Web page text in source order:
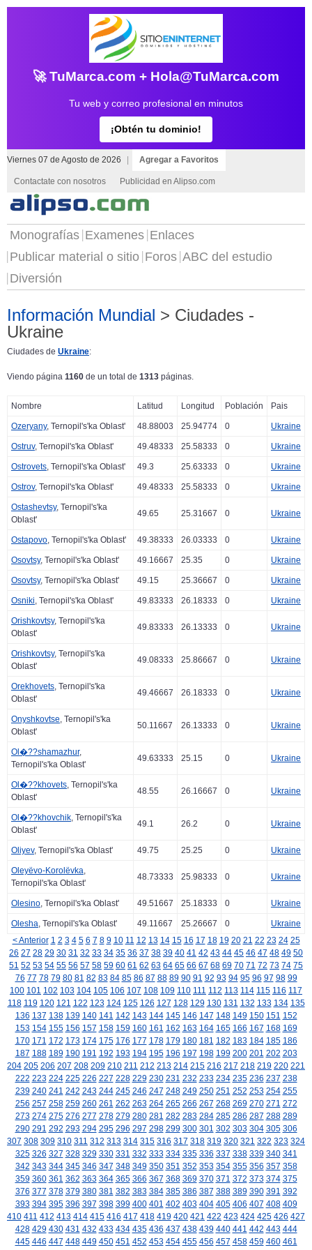
🚀 TuMarca.com + Hola@TuMarca.com
Tu web y correo profesional en minutos
¡Obtén tu dominio!
Viernes 07 de Agosto de 2026 Agregar a Favoritos
Contactate con nosotros Publicidad en Alipso.com
Monografías Examenes Enlaces
Publicar material o sitio Foros ABC del estudio
Diversión
Información Mundial > Ciudades -
Ukraine
Ciudades de Ukraine:
Viendo página 1160 de un total de 1313 páginas.
Nombre Latitud Longitud Población Pais
Ozeryany, Ternopil's'ka Oblast' 48.88003 25.94774 0 Ukraine
Ostruv, Ternopil's'ka Oblast' 49.48333 25.58333 0 Ukraine
Ostrovets, Ternopil's'ka Oblast' 49.3 25.63333 0 Ukraine
Ostrov, Ternopil's'ka Oblast' 49.48333 25.58333 0 Ukraine
Ostashevtsy, Ternopil's'ka
Oblast'
49.65 25.31667 0 Ukraine
Ostapovo, Ternopil's'ka Oblast' 49.38333 26.03333 0 Ukraine
Osovtsy, Ternopil's'ka Oblast' 49.16667 25.35 0 Ukraine
Osovtsy, Ternopil's'ka Oblast' 49.15 25.36667 0 Ukraine
Osniki, Ternopil's'ka Oblast' 49.83333 26.18333 0 Ukraine
Orishkovtsy, Ternopil's'ka
Oblast'
49.83333 26.13333 0 Ukraine
Orishkovtsy, Ternopil's'ka
Oblast'
49.08333 25.86667 0 Ukraine
Orekhovets, Ternopil's'ka
Oblast'
49.46667 26.18333 0 Ukraine
Onyshkovtse, Ternopil's'ka
Oblast'
50.11667 26.13333 0 Ukraine
Ol�??shamazhur,
Ternopil's'ka Oblast'
49.63333 25.15 0 Ukraine
Ol�??khovets, Ternopil's'ka
Oblast'
48.55 26.16667 0 Ukraine
Ol�??khovchik, Ternopil's'ka
Oblast'
49.1 26.2 0 Ukraine
Oliyev, Ternopil's'ka Oblast' 49.75 25.25 0 Ukraine
Oleyëvo-Korolëvka,
Ternopil's'ka Oblast'
48.73333 25.98333 0 Ukraine
Olesino, Ternopil's'ka Oblast' 49.51667 25.18333 0 Ukraine
Olesha, Ternopil's'ka Oblast' 49.11667 25.26667 0
Ukraine
< Anterior 1 2 3 4 5 6 7 8 9 10 11 12 13 14 15 16 17 18 19 20 21 22 23 24 25
26 27 28 29 30 31 32 33 34 35 36 37 38 39 40 41 42 43 44 45 46 47 48 49 50
51 52 53 54 55 56 57 58 59 60 61 62 63 64 65 66 67 68 69 70 71 72 73 74 75
76 77 78 79 80 81 82 83 84 85 86 87 88 89 90 91 92 93 94 95 96 97 98 99
100 101 102 103 104 105 106 107 108 109 110 111 112 113 114 115 116 117
118 119 120 121 122 123 124 125 126 127 128 129 130 131 132 133 134 135
136 137 138 139 140 141 142 143 144 145 146 147 148 149 150 151 152
153 154 155 156 157 158 159 160 161 162 163 164 165 166 167 168 169
170 171 172 173 174 175 176 177 178 179 180 181 182 183 184 185 186
187 188 189 190 191 192 193 194 195 196 197 198 199 200 201 202 203
204 205 206 207 208 209 210 211 212 213 214 215 216 217 218 219 220 221
222 223 224 225 226 227 228 229 230 231 232 233 234 235 236 237 238
239 240 241 242 243 244 245 246 247 248 249 250 251 252 253 254 255
256 257 258 259 260 261 262 263 264 265 266 267 268 269 270 271 272
273 274 275 276 277 278 279 280 281 282 283 284 285 286 287 288 289
290 291 292 293 294 295 296 297 298 299 300 301 302 303 304 305 306
307 308 309 310 311 312 313 314 315 316 317 318 319 320 321 322 323 324
325 326 327 328 329 330 331 332 333 334 335 336 337 338 339 340 341
342 343 344 345 346 347 348 349 350 351 352 353 354 355 356 357 358
359 360 361 362 363 364 365 366 367 368 369 370 371 372 373 374 375
376 377 378 379 380 381 382 383 384 385 386 387 388 389 390 391 392
393 394 395 396 397 398 399 400 401 402 403 404 405 406 407 408 409
410 411 412 413 414 415 416 417 418 419 420 421 422 423 424 425 426 427
428 429 430 431 432 433 434 435 436 437 438 439 440 441 442 443 444
445 446 447 448 449 450 451 452 453 454 455 456 457 458 459 460 461